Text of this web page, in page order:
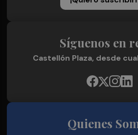
Síguenos en
Castellón Plaza, desde
Quienes